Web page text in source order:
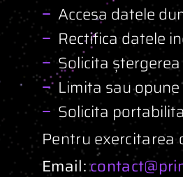
Accesa datele
Rectifica datele
Solicita
Limita sau
Solicita
Pentru exercitarea
Email: